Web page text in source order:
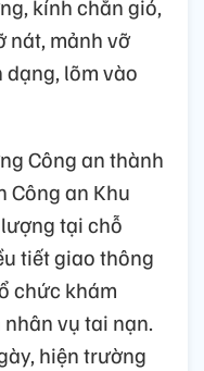
kính chắn gió,
nát, mảnh vỡ
lõm vào
Công an thành
Công an Khu
tại chỗ
tiết giao thông
chức khám
vụ tai nạn.
hiện trường